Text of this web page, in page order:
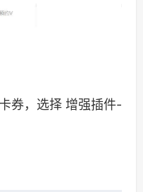
券，选择 增强插件-